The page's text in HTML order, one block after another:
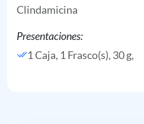
Clindamicina
Presentaciones:
1 Caja, 1 Frasco(s), 30 g,